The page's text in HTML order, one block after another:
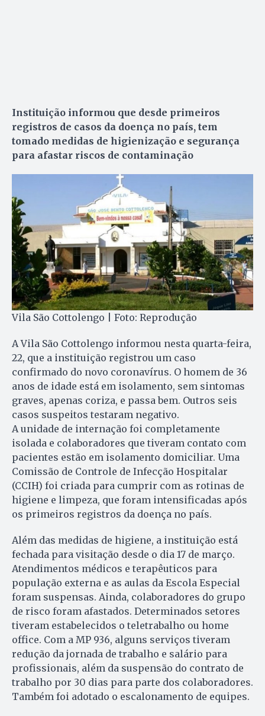
Instituição informou que desde primeiros
registros de casos da doença no país, tem
tomado medidas de higienização e segurança
para afastar riscos de contaminação
Vila São Cottolengo | Foto: Reprodução
A Vila São Cottolengo informou nesta quarta-feira,
22, que a instituição registrou um caso
confirmado do novo coronavírus. O homem de 36
anos de idade está em isolamento, sem sintomas
graves, apenas coriza, e passa bem. Outros seis
casos suspeitos testaram negativo.
A unidade de internação foi completamente
isolada e colaboradores que tiveram contato com
pacientes estão em isolamento domiciliar. Uma
Comissão de Controle de Infecção Hospitalar
(CCIH) foi criada para cumprir com as rotinas de
higiene e limpeza, que foram intensificadas após
os primeiros registros da doença no país.
Além das medidas de higiene, a instituição está
fechada para visitação desde o dia 17 de março.
Atendimentos médicos e terapêuticos para
população externa e as aulas da Escola Especial
foram suspensas. Ainda, colaboradores do grupo
de risco foram afastados. Determinados setores
tiveram estabelecidos o teletrabalho ou home
office. Com a MP 936, alguns serviços tiveram
redução da jornada de trabalho e salário para
profissionais, além da suspensão do contrato de
trabalho por 30 dias para parte dos colaboradores.
Também foi adotado o escalonamento de equipes.